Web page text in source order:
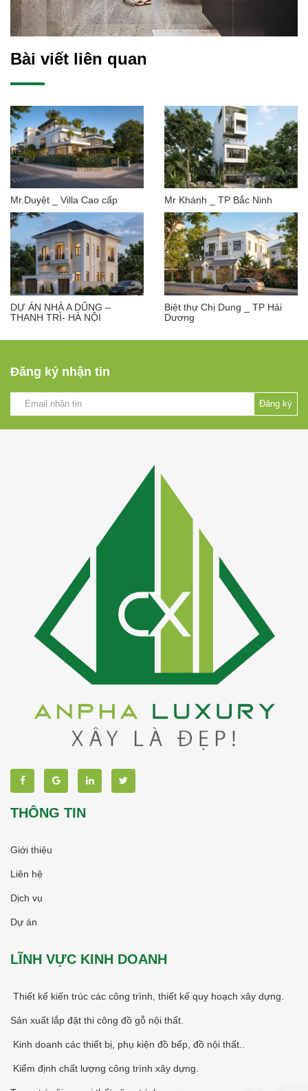
Bài viết liên quan
Mr.Duyệt _ Villa Cao cấp Mr Khánh _ TP Bắc Ninh
DỰ ÁN NHÀ A DŨNG –
THANH TRÌ- HÀ NỘI
Biệt thự Chị Dung _ TP Hải
Dương
Đăng ký nhận tin
Đăng ký
THÔNG TIN
Giới thiệu
Liên hệ
Dịch vụ
Dự án
LĨNH VỰC KINH DOANH
Thiết kế kiến trúc các công trình, thiết kế quy hoạch xây dựng.
Sản xuất lắp đặt thi công đồ gỗ nội thất.
Kinh doanh các thiết bị, phụ kiện đồ bếp, đồ nội thất..
Kiểm định chất lượng công trình xây dựng.